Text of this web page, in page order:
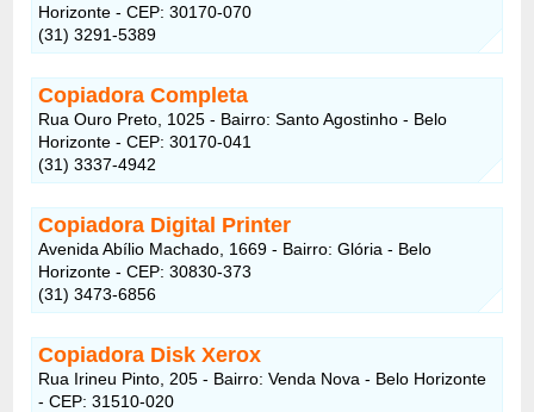
Horizonte - CEP: 30170-070
(31) 3291-5389
Copiadora Completa
Rua Ouro Preto, 1025 - Bairro: Santo Agostinho - Belo
Horizonte - CEP: 30170-041
(31) 3337-4942
Copiadora Digital Printer
Avenida Abílio Machado, 1669 - Bairro: Glória - Belo
Horizonte - CEP: 30830-373
(31) 3473-6856
Copiadora Disk Xerox
Rua Irineu Pinto, 205 - Bairro: Venda Nova - Belo Horizonte
- CEP: 31510-020